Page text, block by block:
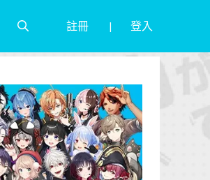
註冊 登入